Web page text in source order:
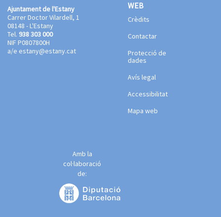
Ajuntament de l'Estany
Carrer Doctor Vilardell, 1
08148 - L'Estany
Tel. 938 303 000
NIF P0807800H
a/e estany@estany.cat
WEB
Crèdits
Contactar
Protecció de
dades
Avís legal
Accessibilitat
Mapa web
Amb la
col·laboració
de: